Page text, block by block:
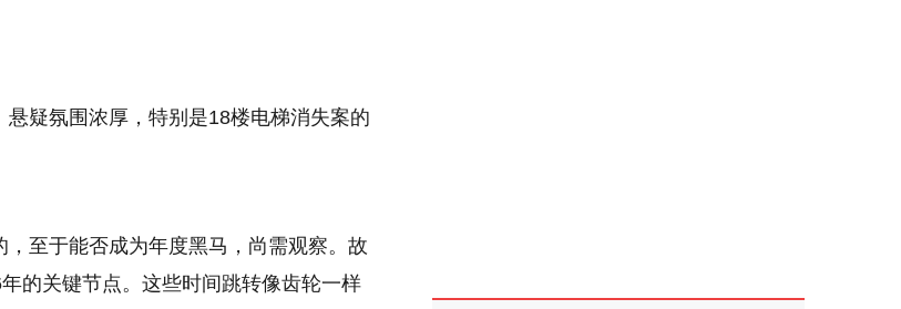
疑氛围浓厚，特别是18楼电梯消失案的
至于能否成为年度黑马，尚需观察。故
的关键节点。这些时间跳转像齿轮一样